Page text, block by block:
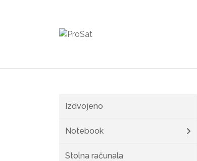
Izdvojeno
Notebook
Stolna računala